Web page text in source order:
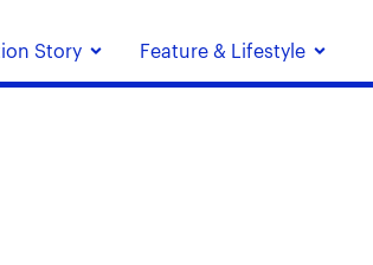
Story Feature & Lifestyle